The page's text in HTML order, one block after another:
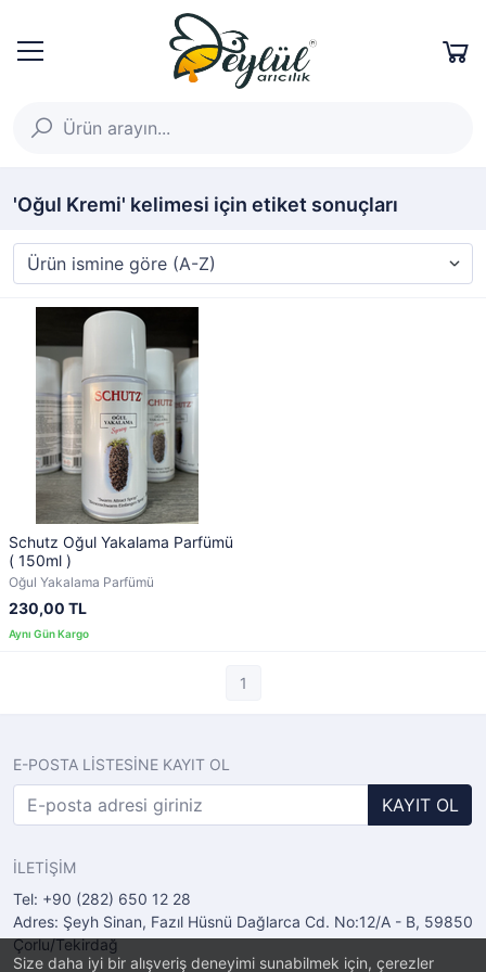
Size daha iyi bir alışveriş deneyimi sunabilmek için, çerezler
'Oğul Kremi' kelimesi için etiket sonuçları
Schutz Oğul Yakalama Parfümü
( 150ml )
Oğul Yakalama Parfümü
230,00 TL
1
E-POSTA LİSTESİNE KAYIT OL
KAYIT OL
İLETİŞİM
Tel: +90 (282) 650 12 28
Adres: Şeyh Sinan, Fazıl Hüsnü Dağlarca Cd. No:12/A - B, 59850
Çorlu/Tekirdağ